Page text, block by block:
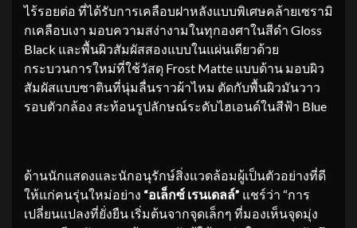
ไร้รอยต่อ ที่ได้รับการเคลือบฝาหลังแบบพิเศษคล้ายเซรามิ
กเคลือบเงา มอบความสง่างามในทุกองศาในสีดำ Gloss
Black และพื้นผิวสัมผัสสองแบบในแผ่นเดียวด้วย
กระบวนการใหม่ที่ใช้วัสดุ Frost Matte แบบด้าน มอบผิว
สัมผัสแบบซาตินที่นุ่มลื่นราวผ้าไหม ตัดกับพื้นผิวมันวาว
รอบตัวกล้อง สะท้อนรูปลักษณ์ระดับไฮเอนด์ในสีฟ้า Blue
ด้านนักแสดงและนักอนุรักษ์สิ่งแวดล้อมผู้เป็นตัวอย่างที่ดี
ให้แก่คนรุ่นใหม่อย่าง “อเล็กซ์ เรนเดลล์” แชร์ว่า “การ
เปลี่ยนแปลงที่ยั่งยืน เริ่มต้นจากจุดเล็กๆ ที่มองเห็นจุดมุ่ง